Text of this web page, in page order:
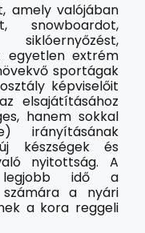
amely valójában
snowboardot,
siklóernyőzést,
egyetlen extrém
sportágak
képviselőit
elsajátításához
hanem sokkal
irányításának
készségek és
nyitottság. A
legjobb idő a
a nyári
a kora reggeli